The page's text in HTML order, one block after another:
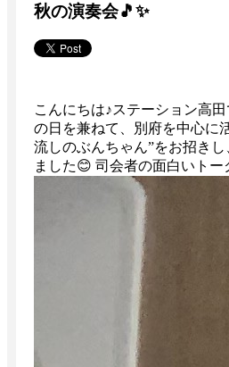
秋の演奏会🎵✨
こんにちは♪ステーション高
の日を兼ねて、別府を中心に
流しのぶんちゃん”をお招き
ました😊 司会者の面白いト